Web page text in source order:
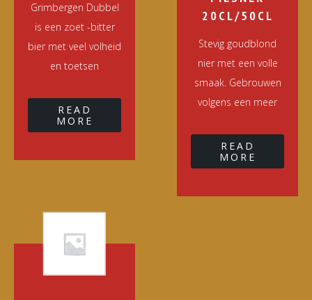
Grimbergen Dubbel
is een zoet -bitter
bier met veel volheid
en toetsen
READ
MORE
20CL/50CL
Stevig goudblond
nier met een volle
smaak. Gebrouwen
volgens een meer
READ
MORE